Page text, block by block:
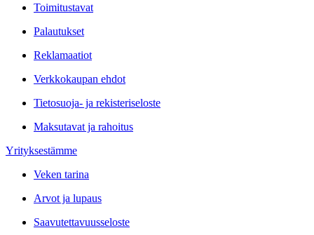
Toimitustavat
Palautukset
Reklamaatiot
Verkkokaupan ehdot
Tietosuoja- ja rekisteriseloste
Maksutavat ja rahoitus
Yrityksestämme
Veken tarina
Arvot ja lupaus
Saavutettavuusseloste